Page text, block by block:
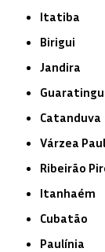
Itatiba
Birigui
Jandira
Catanduva
Várzea
Ribeirão
Itanhaém
Cubatão
Paulínia